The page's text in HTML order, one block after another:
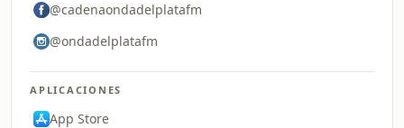
@cadenaondadelplatafm
@ondadelplatafm
APLICACIONES
App Store